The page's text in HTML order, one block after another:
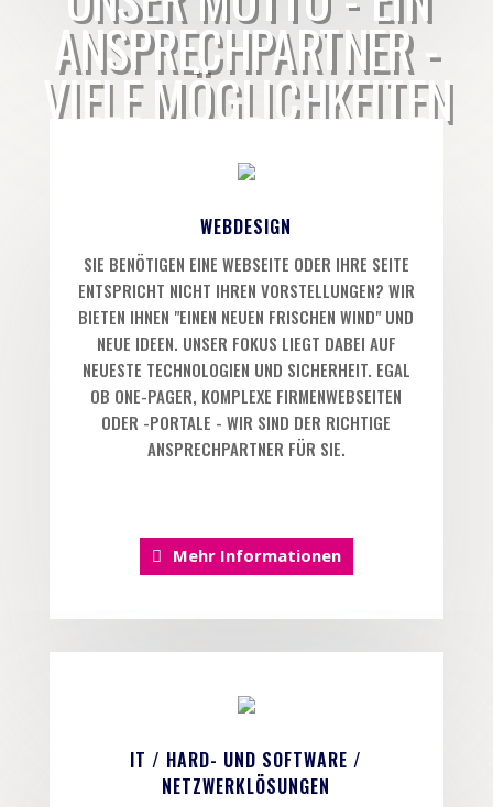
ANSPRECHPARTNER -
VIELE MÖGLICHKEITEN
WEBDESIGN
SIE BENÖTIGEN EINE WEBSEITE ODER IHRE SEITE
ENTSPRICHT NICHT IHREN VORSTELLUNGEN? WIR
BIETEN IHNEN "EINEN NEUEN FRISCHEN WIND" UND
NEUE IDEEN. UNSER FOKUS LIEGT DABEI AUF
NEUESTE TECHNOLOGIEN UND SICHERHEIT. EGAL
OB ONE-PAGER, KOMPLEXE FIRMENWEBSEITEN
ODER -PORTALE - WIR SIND DER RICHTIGE
ANSPRECHPARTNER FÜR SIE.
Mehr Informationen
IT / HARD- UND SOFTWARE /
NETZWERKLÖSUNGEN